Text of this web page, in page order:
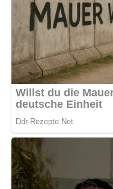
verfeinert werden,
Geschmack zu
dem Befüllen gut zu
gewährleisten.
Nach: Liebe, Phantasie und Kochkunst, Offizin
Pin mich auf